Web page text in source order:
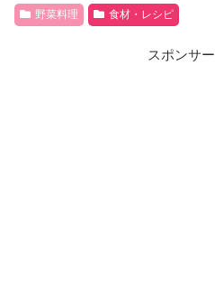
野菜料理 食材・レシピ
スポンサ